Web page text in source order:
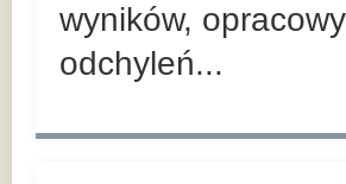
wyników,
odchyleń...